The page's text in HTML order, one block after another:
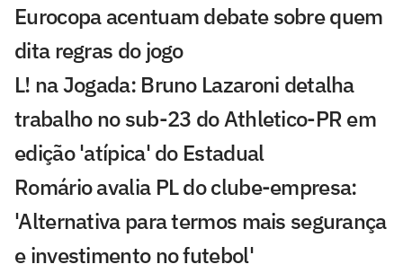
Eurocopa acentuam debate sobre quem
dita regras do jogo
L! na Jogada: Bruno Lazaroni detalha
trabalho no sub-23 do Athletico-PR em
edição 'atípica' do Estadual
Romário avalia PL do clube-empresa:
'Alternativa para termos mais segurança
e investimento no futebol'